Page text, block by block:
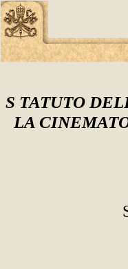
S TATUTO
LA